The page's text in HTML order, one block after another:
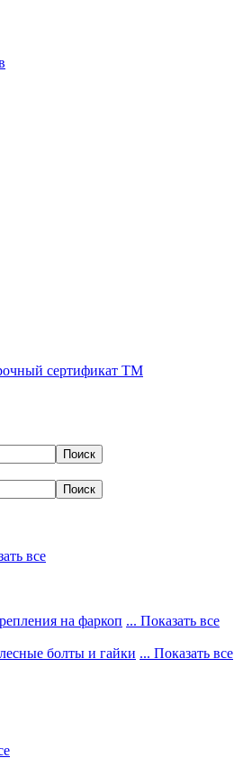
сертификат ТМ
все
на фаркоп ... Показать все
болты и гайки ... Показать все